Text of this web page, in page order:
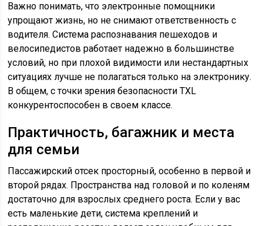
Важно понимать, что электронные помощники
упрощают жизнь, но не снимают ответственность с
водителя. Система распознавания пешеходов и
велосипедистов работает надежно в большинстве
условий, но при плохой видимости или нестандартных
ситуациях лучше не полагаться только на электронику.
В общем, с точки зрения безопасности TXL
конкурентоспособен в своем классе.
Практичность, багажник и места
для семьи
Пассажирский отсек просторный, особенно в первой и
второй рядах. Пространства над головой и по коленям
достаточно для взрослых среднего роста. Если у вас
есть маленькие дети, система креплений и